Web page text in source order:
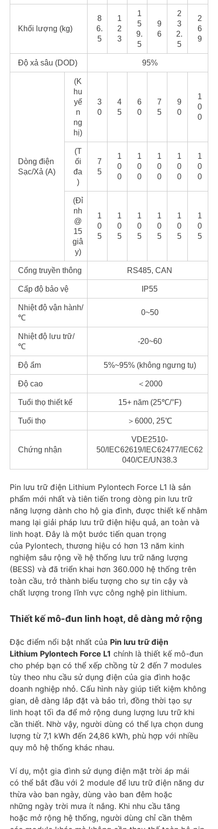
Khối lượng (kg)
8
6.
5
1
2
3
1
5
9.
5
9
6
2
3
2.
5
2
6
9
Độ xả sâu (DOD) 95%
Dòng điện
Sạc/Xả (A)
(K
hu
yế
n
ng
hị)
3
0
4
5
6
0
7
5
9
0
1
0
0
(T
ối
đa
)
7
5
1
0
0
1
0
0
1
0
0
1
0
0
1
0
0
(Đỉ
nh
@
15
giâ
y)
1
0
5
1
0
5
1
0
5
1
0
5
1
0
5
1
0
5
Cổng truyền thông RS485, CAN
Cấp độ bảo vệ IP55
Nhiệt độ vận hành/
℃
0~50
Nhiệt độ lưu trữ/
℃
-20~60
Độ ẩm 5%~95% (không ngưng tụ)
Độ cao ＜2000
Tuổi thọ thiết kế 15+ năm (25℃/°F)
Tuổi thọ ＞6000, 25℃
Chứng nhận
VDE2510-
50/IEC62619/IEC62477/IEC62
040/CE/UN38.3
Pin lưu trữ điện Lithium Pylontech Force L1 là sản
phẩm mới nhất và tiên tiến trong dòng pin lưu trữ
năng lượng dành cho hộ gia đình, được thiết kế nhằm
mang lại giải pháp lưu trữ điện hiệu quả, an toàn và
linh hoạt. Đây là một bước tiến quan trọng
của Pylontech, thương hiệu có hơn 13 năm kinh
nghiệm sâu rộng về hệ thống lưu trữ năng lượng
(BESS) và đã triển khai hơn 360.000 hệ thống trên
toàn cầu, trở thành biểu tượng cho sự tin cậy và
chất lượng trong lĩnh vực công nghệ pin lithium.
Thiết kế mô-đun linh hoạt, dễ dàng mở rộng
Đặc điểm nổi bật nhất của Pin lưu trữ điện
Lithium Pylontech Force L1 chính là thiết kế mô-đun
cho phép bạn có thể xếp chồng từ 2 đến 7 modules
tùy theo nhu cầu sử dụng điện của gia đình hoặc
doanh nghiệp nhỏ. Cấu hình này giúp tiết kiệm không
gian, dễ dàng lắp đặt và bảo trì, đồng thời tạo sự
linh hoạt tối đa để mở rộng dung lượng lưu trữ khi
cần thiết. Nhờ vậy, người dùng có thể lựa chọn dung
lượng từ 7,1 kWh đến 24,86 kWh, phù hợp với nhiều
quy mô hệ thống khác nhau.
Ví dụ, một gia đình sử dụng điện mặt trời áp mái
có thể bắt đầu với 2 module để lưu trữ điện năng dư
thừa vào ban ngày, dùng vào ban đêm hoặc
những ngày trời mưa ít nắng. Khi nhu cầu tăng
hoặc mở rộng hệ thống, người dùng chỉ cần thêm